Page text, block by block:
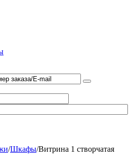
/Шкафы/Витрина 1 створчатая